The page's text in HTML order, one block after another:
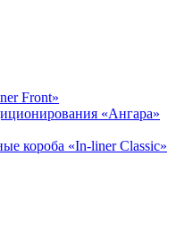
Front»
«Ангара»
короба «In-liner Classic»